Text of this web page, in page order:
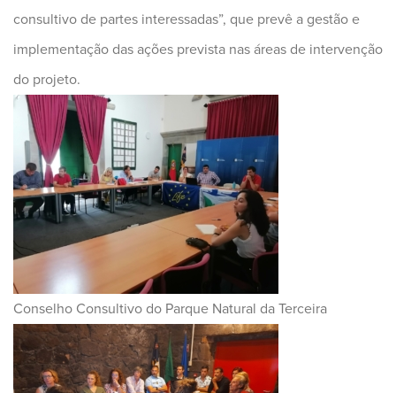
consultivo de partes interessadas”, que prevê a gestão e
implementação das ações prevista nas áreas de intervenção
do projeto.
Conselho Consultivo do Parque Natural da Terceira